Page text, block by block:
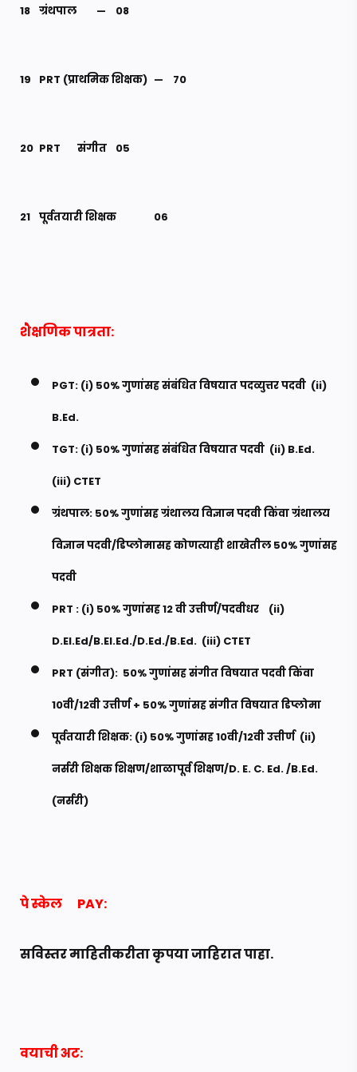
18 ग्रंथपाल — 08
19 PRT (प्राथमिक शिक्षक) — 70
20 PRT संगीत 05
21 पूर्वतयारी शिक्षक 06
शैक्षणिक पात्रता:
PGT: (i) 50% गुणांसह संबंधित विषयात पदव्युत्तर पदवी (ii)
B.Ed.
TGT: (i) 50% गुणांसह संबंधित विषयात पदवी (ii) B.Ed.
(iii) CTET
ग्रंथपाल: 50% गुणांसह ग्रंथालय विज्ञान पदवी किंवा ग्रंथालय
विज्ञान पदवी/डिप्लोमासह कोणत्याही शाखेतील 50% गुणांसह
पदवी
PRT : (i) 50% गुणांसह 12 वी उत्तीर्ण/पदवीधर (ii)
D.El.Ed/B.El.Ed./D.Ed./B.Ed. (iii) CTET
PRT (संगीत): 50% गुणांसह संगीत विषयात पदवी किंवा
10वी/12वी उत्तीर्ण + 50% गुणांसह संगीत विषयात डिप्लोमा
पूर्वतयारी शिक्षक: (i) 50% गुणांसह 10वी/12वी उत्तीर्ण (ii)
नर्सरी शिक्षक शिक्षण/शाळापूर्व शिक्षण/D. E. C. Ed. /B.Ed.
(नर्सरी)
पे स्केल PAY:
सविस्तर माहितीकरीता कृपया जाहिरात पाहा.
वयाची अट: